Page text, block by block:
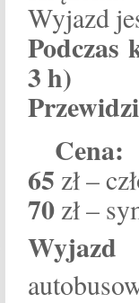
Wyjazd
Podczas
3 h)
Cena:
65 zł –
70 zł –
Wyjazd